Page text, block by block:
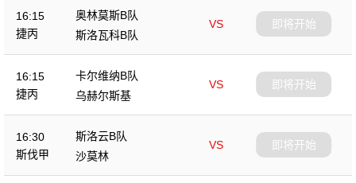
16:15
捷丙
奥林莫斯B队
VS
斯洛瓦科B队
即将开始
16:15
捷丙
卡尔维纳B队
VS
乌赫尔斯基
即将开始
16:30
斯伐甲
斯洛云B队
VS
沙莫林
即将开始